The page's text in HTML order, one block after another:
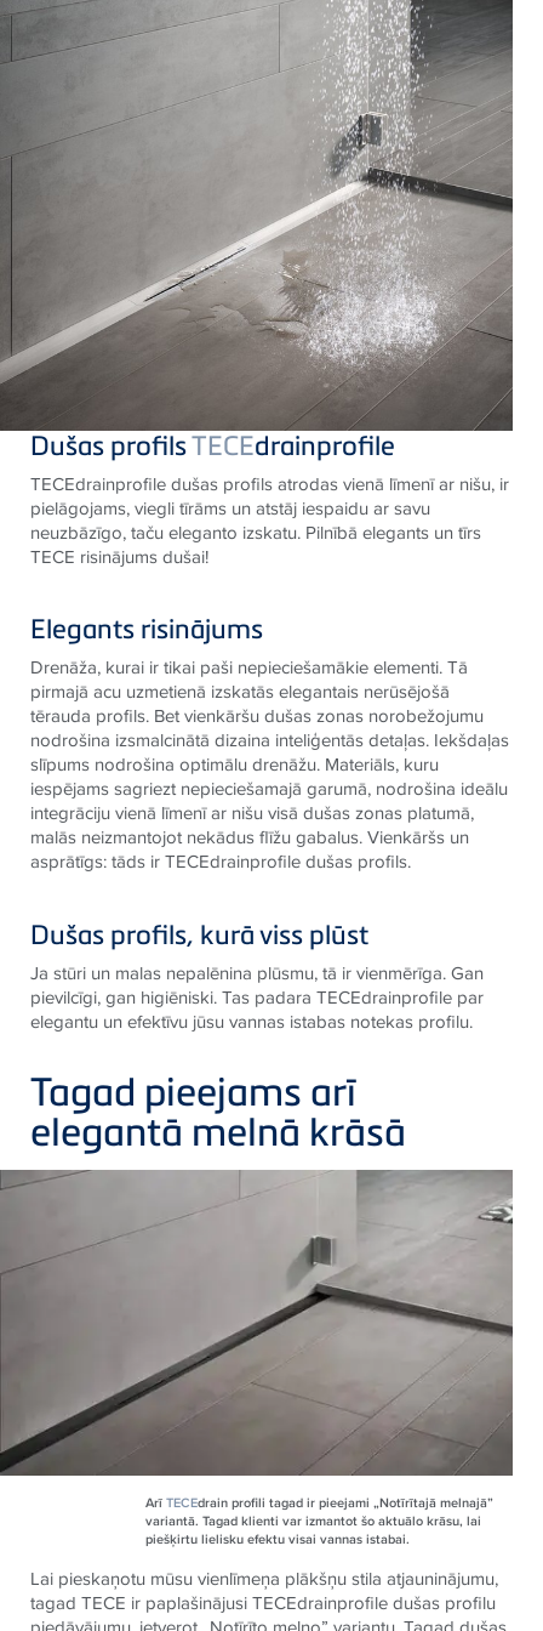
Dušas profilsTECEdrainprofile
TECEdrainprofile dušas profils atrodas vienā līmenī ar nišu, ir
pielāgojams, viegli tīrāms un atstāj iespaidu ar savu
neuzbāzīgo, taču eleganto izskatu. Pilnībā elegants un tīrs
TECE risinājums dušai!
Elegants risinājums
Drenāža, kurai ir tikai paši nepieciešamākie elementi. Tā
pirmajā acu uzmetienā izskatās elegantais nerūsējošā
tērauda profils. Bet vienkāršu dušas zonas norobežojumu
nodrošina izsmalcinātā dizaina inteliģentās detaļas. Iekšdaļas
slīpums nodrošina optimālu drenāžu. Materiāls, kuru
iespējams sagriezt nepieciešamajā garumā, nodrošina ideālu
integrāciju vienā līmenī ar nišu visā dušas zonas platumā,
malās neizmantojot nekādus flīžu gabalus. Vienkāršs un
asprātīgs: tāds ir TECEdrainprofile dušas profils.
Dušas profils, kurā viss plūst
Ja stūri un malas nepalēnina plūsmu, tā ir vienmērīga. Gan
pievilcīgi, gan higiēniski. Tas padara TECEdrainprofile par
elegantu un efektīvu jūsu vannas istabas notekas profilu.
Tagad pieejams arī
elegantā melnā krāsā
ArīTECEdrain profili tagad ir pieejami „Notīrītajā melnajā”
variantā. Tagad klienti var izmantot šo aktuālo krāsu, lai
piešķirtu lielisku efektu visai vannas istabai.
Lai pieskaņotu mūsu vienlīmeņa plākšņu stila atjauninājumu,
tagad TECE ir paplašinājusi TECEdrainprofile dušas profilu